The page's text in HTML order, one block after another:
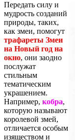
Передать силу и
мудрость созданий
природы, таких,
как змеи, помогут
трафареты Змеи
на Новый год на
окно, они заодно
послужат
стильным
тематическим
украшением.
Например, кобра,
которую называют
королевой змей,
отличается особым
изяществом и